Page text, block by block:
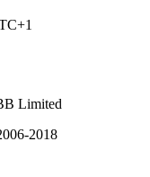
Limited
2018